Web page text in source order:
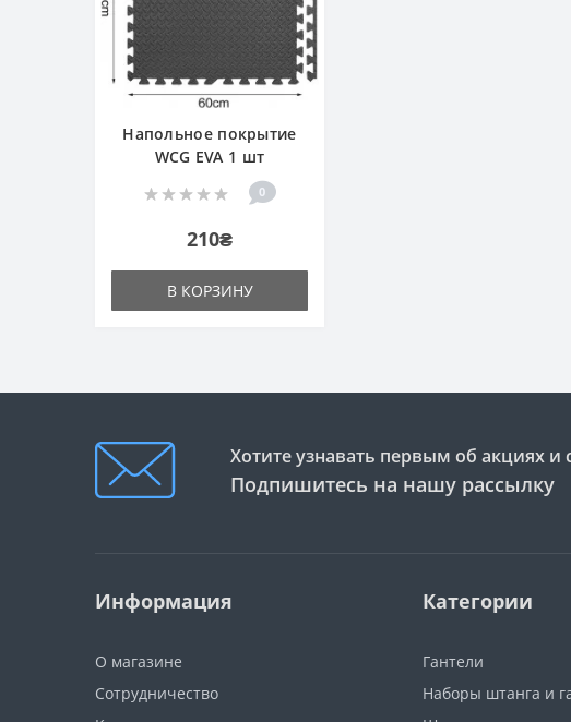
Напольное покрытие
WCG EVA 1 шт
0
210₴
В КОРЗИНУ
Хотите узнавать первым об акциях и
Подпишитесь на нашу рассылку
Информация
О магазине
Сотрудничество
Категории
Гантели
Наборы штанга и